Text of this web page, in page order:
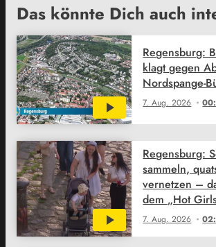
Das könnte Dich auch
7. Aug. 2026
Regensburg:
klagt gegen
Nordspange-
7. Aug. 2026
Regensburg:
sammeln,
vernetzen –
dem „Hot